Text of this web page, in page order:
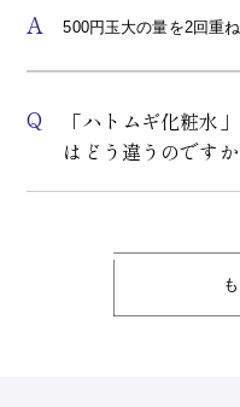
A 500円玉大の量を2回重
Q
「ハトムギ化粧水
はどう違うのですか